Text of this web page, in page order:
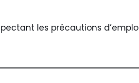
les précautions